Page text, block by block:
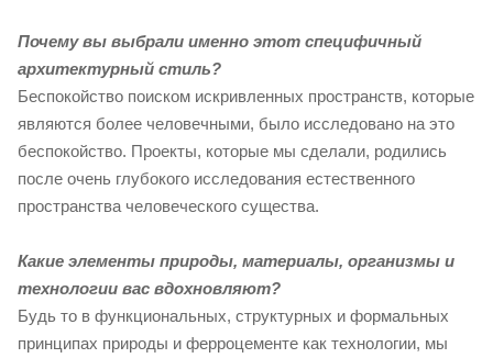
Почему вы выбрали именно этот специфичный
архитектурный стиль?
Беспокойство поиском искривленных пространств, которые
являются более человечными, было исследовано на это
беспокойство. Проекты, которые мы сделали, родились
после очень глубокого исследования естественного
пространства человеческого существа.
Какие элементы природы, материалы, организмы и
технологии вас вдохновляют?
Будь то в функциональных, структурных и формальных
принципах природы и ферроцементе как технологии, мы